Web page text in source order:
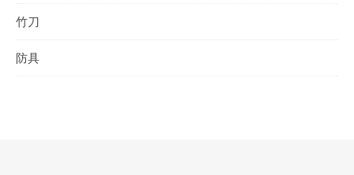
竹刀
防具